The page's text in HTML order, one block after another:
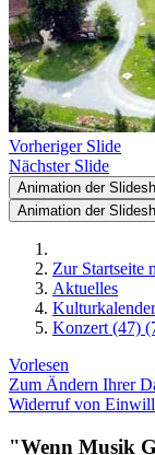
Vorheriger Slide
Nächster Slide
Animation der
Animation der
Zur Startseite
Aktuelles
Kulturkalender
Konzert (47)
Vorlesen
Zum Ändern Ihrer
Widerruf von
"Wenn Musik